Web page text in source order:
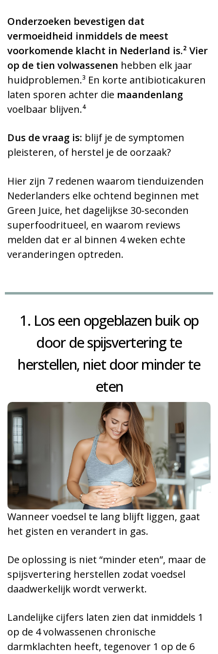
Onderzoeken bevestigen dat
vermoeidheid inmiddels de meest
voorkomende klacht in Nederland is.² Vier
op de tien volwassenen hebben elk jaar
huidproblemen.³ En korte antibioticakuren
laten sporen achter die maandenlang
voelbaar blijven.⁴
Dus de vraag is: blijf je de symptomen
pleisteren, of herstel je de oorzaak?
Hier zijn 7 redenen waarom tienduizenden
Nederlanders elke ochtend beginnen met
Green Juice, het dagelijkse 30-seconden
superfoodritueel, en waarom reviews
melden dat er al binnen 4 weken echte
veranderingen optreden.
1. Los een opgeblazen buik op
door de spijsvertering te
herstellen, niet door minder te
eten
Wanneer voedsel te lang blijft liggen, gaat
het gisten en verandert in gas.
De oplossing is niet “minder eten”, maar de
spijsvertering herstellen zodat voedsel
daadwerkelijk wordt verwerkt.
Landelijke cijfers laten zien dat inmiddels 1
op de 4 volwassenen chronische
darmklachten heeft, tegenover 1 op de 6